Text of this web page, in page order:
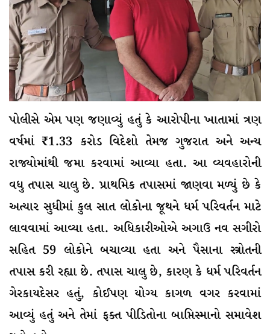
પોલીસે એમ પણ જણાવ્યું હતું કે આરોપીના ખાતામાં ત્રણ
વર્ષમાં ₹1.33 કરોડ વિદેશો તેમજ ગુજરાત અને અન્ય
રાજ્યોમાંથી જમા કરવામાં આવ્યા હતા. આ વ્યવહારોની
વધુ તપાસ ચાલુ છે. પ્રાથમિક તપાસમાં જાણવા મળ્યું છે કે
અત્યાર સુધીમાં કુલ સાત લોકોના જૂથને ધર્મ પરિવર્તન માટે
લાવવામાં આવ્યા હતા. અધિકારીઓએ અગાઉ નવ સગીરો
સહિત 59 લોકોને બચાવ્યા હતા અને પૈસાના સ્ત્રોતની
તપાસ કરી રહ્યા છે. તપાસ ચાલુ છે, કારણ કે ધર્મ પરિવર્તન
ગેરકાયદેસર હતું, કોઈપણ યોગ્ય કાગળ વગર કરવામાં
આવ્યું હતું અને તેમાં ફક્ત પીડિતોના બાપ્તિસ્માનો સમાવેશ